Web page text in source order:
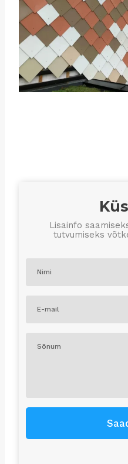
Lisainfo
tutvumiseks